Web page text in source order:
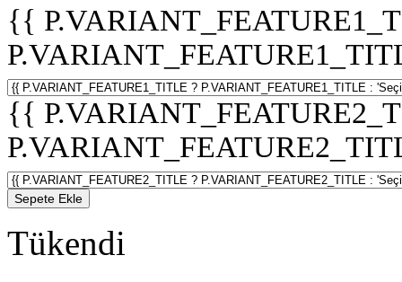
{{
{{
Sepete Ekle
Tükendi